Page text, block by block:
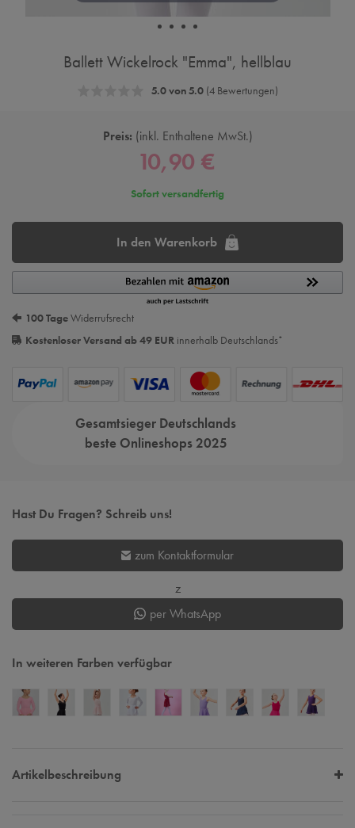
Ballett Wickelrock "Emma", hellblau
5.0 von 5.0(4 Bewertungen)
Preis: inkl. Enthaltene MwSt.
10,90 €
Sofort versandfertig
In den Warenkorb
100 TageWiderrufsrecht
Kostenloser Versand ab 49 EUR innerhalb Deutschlands*
Gesamtsieger Deutschlands
beste Onlineshops 2025
Hast Du Fragen? Schreib uns!
zum Kontaktformular
z
per WhatsApp
In weiteren Farben verfügbar
Artikelbeschreibung